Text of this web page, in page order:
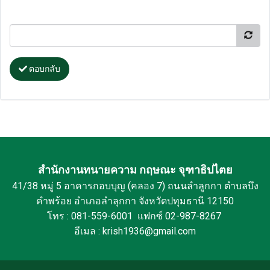
ตอบกลับ
สำนักงานทนายความ กฤษณะ จุฑาธิปไตย
41/38 หมู่ 5 อาคารกอบบุญ (คลอง 7) ถนนลำลูกกา ตำบลบึง
คำพร้อย อำเภอลำลุกกา จังหวัดปทุมธานี 12150
โทร : 081-559-6001 แฟกซ์ 02-987-8267
อีเมล : krish1936@gmail.com